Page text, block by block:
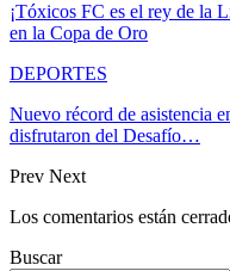
¡Tóxicos FC es el rey de la
en la Copa de Oro
DEPORTES
Nuevo récord de asistencia
disfrutaron del Desafío…
Prev Next
Los comentarios están
Buscar